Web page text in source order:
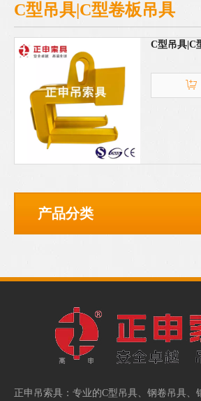
C型吊具|C型卷板吊具
C型吊具|C
产品分类
正申吊索具：专业的C型吊具、 钢卷吊具、